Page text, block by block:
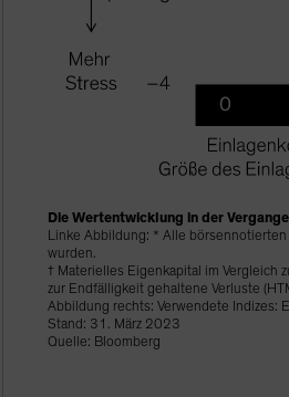
Die Wertentwicklung in der
Linke Abbildung: * Alle
wurden.
† Materielles Eigenkapital im Vergleich
zur Endfälligkeit gehaltene Verluste
Abbildung rechts: Verwendete Indizes:
Stand: 31. März 2023
Quelle: Bloomberg